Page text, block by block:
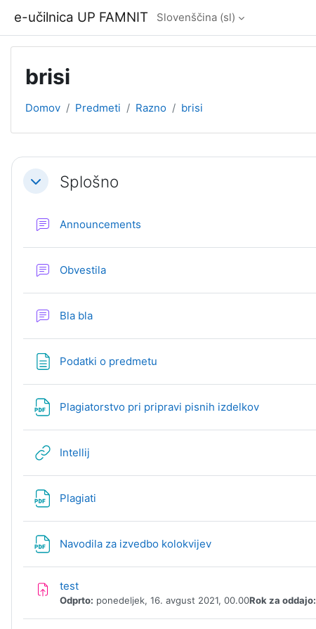
e-učilnica UP FAMNIT Slovenščina ‎(sl)‎
brisi
Domov Predmeti Razno brisi
Osnutek odseka
Skrči Splošno
Announcements
Obvestila
Bla bla
Podatki o predmetu
Plagiatorstvo pri pripravi pisnih izdelkov
Intellij
Plagiati
Navodila za izvedbo kolokvijev
testNaloga
Odprto: ponedeljek, 16. avgust 2021, 00.00Rok za oddajo: